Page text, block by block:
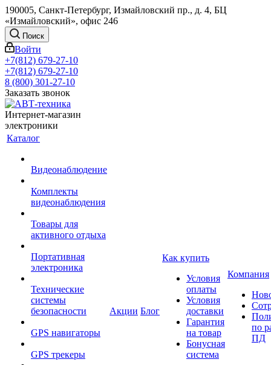
190005, Санкт-Петербург, Измайловский пр., д. 4, БЦ
«Измайловский», офис 246
Поиск
Войти
+7(812) 679-27-10
+7(812) 679-27-10
8 (800) 301-27-10
Заказать звонок
Интернет-магазин
электроники
Каталог
Видеонаблюдение
Комплекты
видеонаблюдения
Товары для
активного отдыха
Портативная
электроника
Технические
системы
безопасности
GPS навигаторы
GPS трекеры
Акции Блог
Как купить
Условия
оплаты
Условия
доставки
Гарантия
на товар
Бонусная
система
Компания
по
ПД